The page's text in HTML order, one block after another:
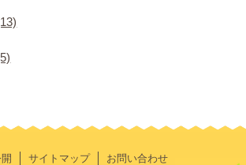
サイトマップ お問い合わせ